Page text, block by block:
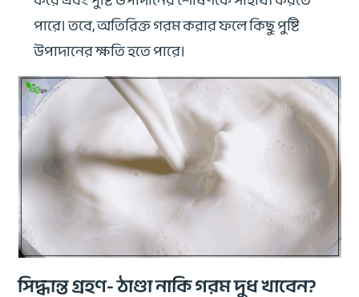
পারে। তবে, অতিরিক্ত গরম করার ফলে কিছু পুষ্টি
উপাদানের ক্ষতি হতে পারে।
সিদ্ধান্ত গ্রহণ- ঠাণ্ডা নাকি গরম দুধ খাবেন?